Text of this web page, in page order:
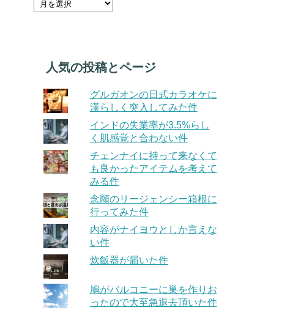
人気の投稿とページ
グルガオンの日式カラオケに
漢らしく突入してみた件
インドの失業率が3.5%らし
く肌感覚と合わない件
チェンナイに持って来なくて
も良かったアイテムを考えて
みる件
念願のリージェンシー箱根に
行ってみた件
内容がナイヨウとしか言えな
い件
炊飯器が届いた件
鳩がバルコニーに巣を作りお
ったので大至急退去頂いた件